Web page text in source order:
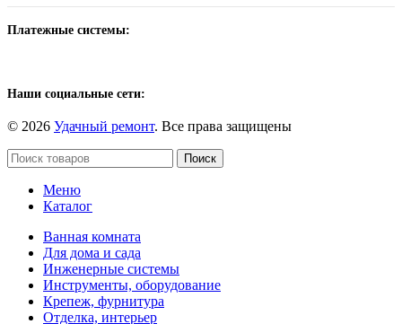
Платежные системы:
Наши социальные сети:
© 2026 Удачный ремонт. Все права защищены
Поиск
Меню
Каталог
Ванная комната
Для дома и сада
Инженерные системы
Инструменты, оборудование
Крепеж, фурнитура
Отделка, интерьер